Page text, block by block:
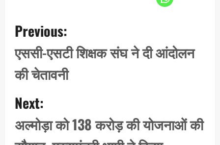
o
s
t
n
v
i
g
Previous:
एससी-एसटी शिक्षक संघ ने दी आंदोलन
की चेतावनी
Next:
अल्मोड़ा को 138 करोड़ की योजनाओं की